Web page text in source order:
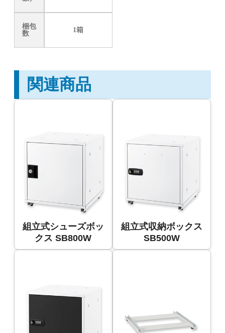
梱包
数
1箱
関連商品
組立式シューズボッ
クス SB800W
組立式収納ボックス
SB500W